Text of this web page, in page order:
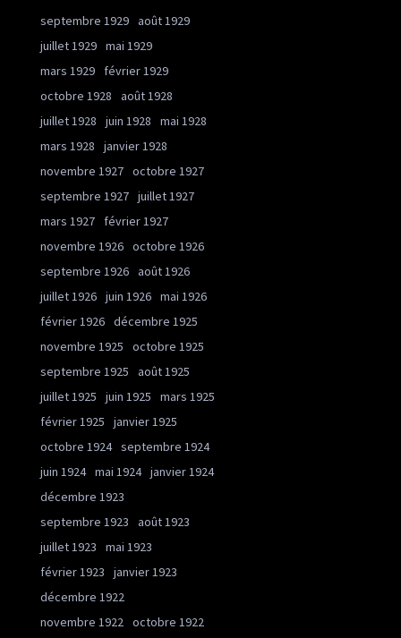
septembre 1929 août 1929
juillet 1929 mai 1929
mars 1929
février 1929
octobre 1928
août 1928
juillet 1928
juin 1928
mai 1928
mars 1928
janvier 1928
novembre 1927 octobre 1927
septembre 1927 juillet 1927
mars 1927
février 1927
novembre 1926 octobre 1926
septembre 1926 août 1926
juillet 1926 juin 1926 mai 1926
février 1926 décembre 1925
novembre 1925
octobre 1925
septembre 1925
août 1925
juillet 1925
juin 1925
mars 1925
février 1925
janvier 1925
octobre 1924 septembre 1924
juin 1924 mai 1924 janvier 1924
décembre 1923
septembre 1923
août 1923
juillet 1923
mai 1923
février 1923
janvier 1923
décembre 1922
novembre 1922 octobre 1922